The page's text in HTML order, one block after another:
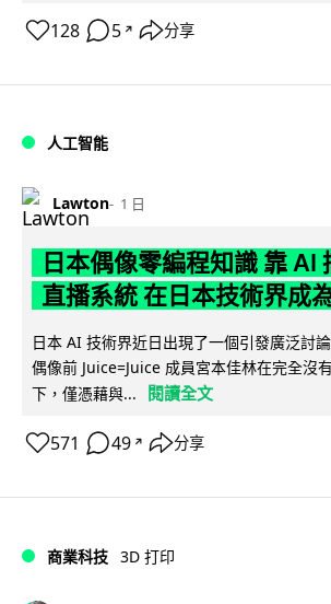
128 5 ↗ 分享
人工智能
Lawton 1 日
日本偶像零編程知識 靠 AI
直播系統 在日本技術界成
日本 AI 技術界近日出現了一個引發廣泛討
偶像前 Juice=Juice 成員宮本佳林在完全沒
下，僅憑藉與...
閱讀全文
571 49 ↗ 分享
商業科技 3D 打印